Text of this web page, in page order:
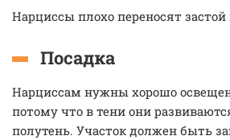
Нарциссы плохо переносят застой
Посадка
Нарциссам нужны хорошо
потому что в тени они
полутень. Участок должен быть